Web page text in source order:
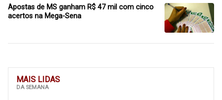
MAIS LIDAS
DA SEMANA
Apostas de MS ganham R$ 47 mil com cinco
acertos na Mega-Sena